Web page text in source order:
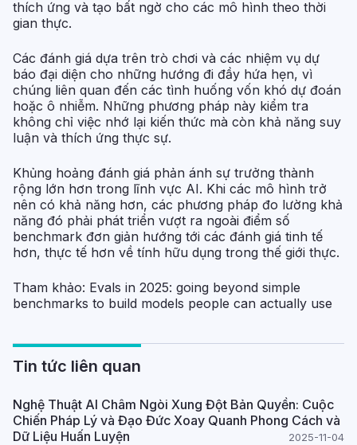
thích ứng và tạo bất ngờ cho các mô hình theo thời
gian thực.
Các đánh giá dựa trên trò chơi và các nhiệm vụ dự
báo đại diện cho những hướng đi đầy hứa hẹn, vì
chúng liên quan đến các tình huống vốn khó dự đoán
hoặc ô nhiễm. Những phương pháp này kiểm tra
không chỉ việc nhớ lại kiến thức mà còn khả năng suy
luận và thích ứng thực sự.
Khủng hoảng đánh giá phản ánh sự trưởng thành
rộng lớn hơn trong lĩnh vực AI. Khi các mô hình trở
nên có khả năng hơn, các phương pháp đo lường khả
năng đó phải phát triển vượt ra ngoài điểm số
benchmark đơn giản hướng tới các đánh giá tinh tế
hơn, thực tế hơn về tính hữu dụng trong thế giới thực.
Tham khảo: Evals in 2025: going beyond simple
benchmarks to build models people can actually use
Tin tức liên quan
Nghệ Thuật AI Châm Ngòi Xung Đột Bản Quyền: Cuộc
Chiến Pháp Lý và Đạo Đức Xoay Quanh Phong Cách và
Dữ Liệu Huấn Luyện
2025-11-04